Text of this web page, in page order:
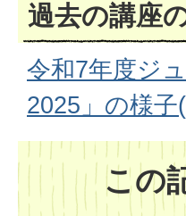
過去の講座
令和7年度ジ
2025」の様
この